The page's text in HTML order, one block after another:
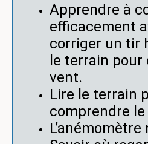
Apprendre à
efficacement
corriger un tir
le terrain
vent.
Lire le terrain
comprendre
L’anémomètre